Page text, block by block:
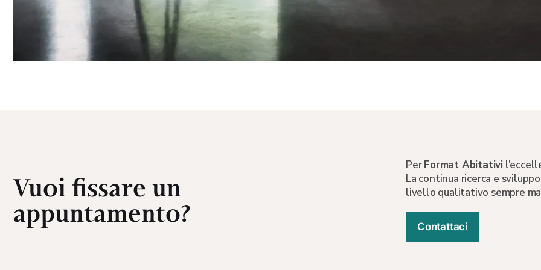
Vuoi fissare un
appuntamento?
PerFormat Abitativi
La continua ricerca e
livello qualitativo sempre
Contattaci